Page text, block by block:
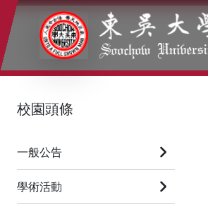
:::
校園頭條
一般公告
學術活動